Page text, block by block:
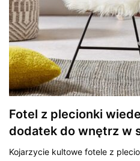
Fotel z plecionki
dodatek do wnętrz w
Kojarzycie kultowe fotele z